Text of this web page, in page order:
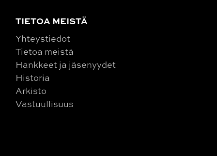
TIETOA MEISTÄ
Yhteystiedot
Tietoa meistä
Hankkeet ja jäsenyydet
Historia
Arkisto
Vastuullisuus